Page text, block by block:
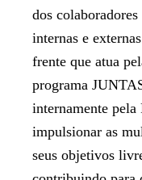
dos
internas e
frente que atua
programa
internamente
impulsionar as
seus objetivos